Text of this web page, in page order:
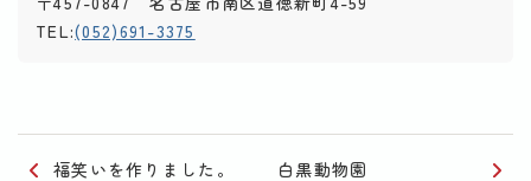
TEL:(052)691-3375
福笑いを作りました。 白黒動物園